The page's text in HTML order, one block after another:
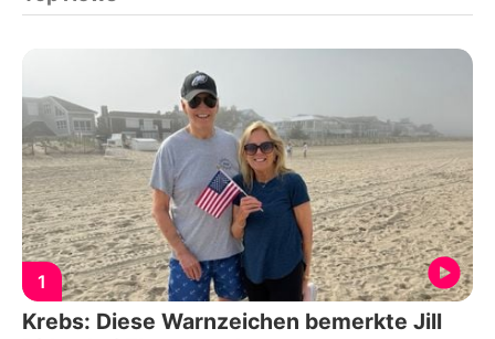
1
Krebs: Diese Warnzeichen bemerkte Jill